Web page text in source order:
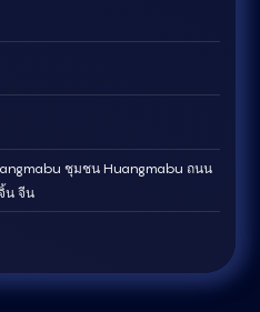
ชุมชน Huangmabu ถนน
น จีน